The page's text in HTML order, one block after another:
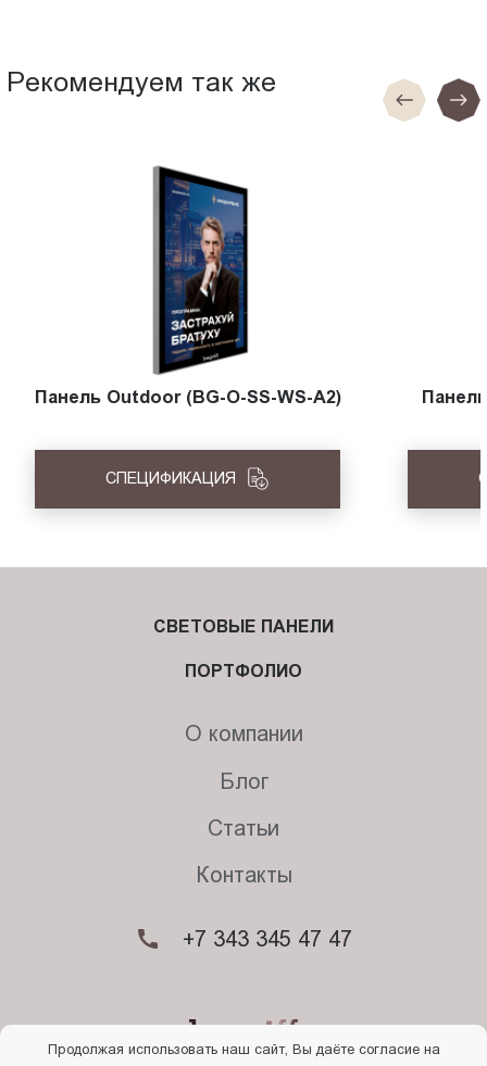
Рекомендуем так же
Панель Outdoor (BG-O-SS-WS-A2)
СПЕЦИФИКАЦИЯ
СВЕТОВЫЕ ПАНЕЛИ
ПОРТФОЛИО
О компании
Блог
Статьи
Контакты
+7 343 345 47 47
Продолжая использовать наш сайт, Вы даёте согласие на